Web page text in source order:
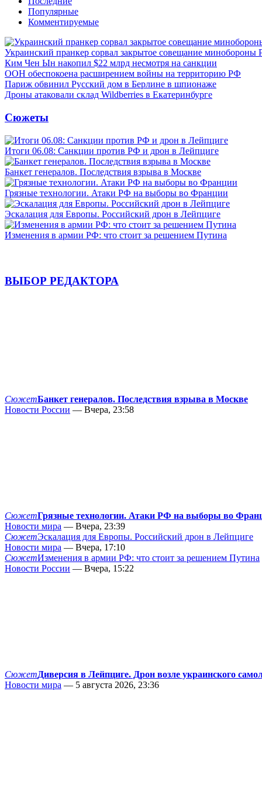
Популярные
Комментируемые
Украинский пранкер сорвал закрытое совещание минобороны
Ким Чен Ын накопил $22 млрд несмотря на санкции
ООН обеспокоена расширением войны на территорию РФ
Париж обвинил Русский дом в Берлине в шпионаже
Дроны атаковали склад Wildberries в Екатеринбурге
Сюжеты
Итоги 06.08: Санкции против РФ и дрон в Лейпциге
Банкет генералов. Последствия взрыва в Москве
Грязные технологии. Атаки РФ на выборы во Франции
Эскалация для Европы. Российский дрон в Лейпциге
Изменения в армии РФ: что стоит за решением Путина
ВЫБОР РЕДАКТОРА
СюжетБанкет генералов. Последствия взрыва в Москве
Новости России — Вчера, 23:58
СюжетГрязные технологии. Атаки РФ на выборы во
Новости мира — Вчера, 23:39
СюжетЭскалация для Европы. Российский дрон в Лейпциге
Новости мира — Вчера, 17:10
СюжетИзменения в армии РФ: что стоит за решением Путина
Новости России — Вчера, 15:22
СюжетДиверсия в Лейпциге. Дрон возле украинского
Новости мира — 5 августа 2026, 23:36